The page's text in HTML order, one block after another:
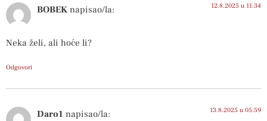
BOBEK napisao/la: 12.8.2025 u 11:34
Neka želi, ali hoće li?
Odgovori
Daro1 napisao/la: 13.8.2025 u 05:59